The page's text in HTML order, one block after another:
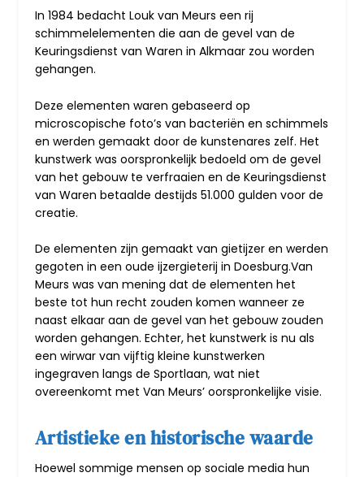
In 1984 bedacht Louk van Meurs een rij
schimmelelementen die aan de gevel van de
Keuringsdienst van Waren in Alkmaar zou worden
gehangen.
Deze elementen waren gebaseerd op
microscopische foto’s van bacteriën en schimmels
en werden gemaakt door de kunstenares zelf. Het
kunstwerk was oorspronkelijk bedoeld om de gevel
van het gebouw te verfraaien en de Keuringsdienst
van Waren betaalde destijds 51.000 gulden voor de
creatie.
De elementen zijn gemaakt van gietijzer en werden
gegoten in een oude ijzergieterij in Doesburg.Van
Meurs was van mening dat de elementen het
beste tot hun recht zouden komen wanneer ze
naast elkaar aan de gevel van het gebouw zouden
worden gehangen. Echter, het kunstwerk is nu als
een wirwar van vijftig kleine kunstwerken
ingegraven langs de Sportlaan, wat niet
overeenkomt met Van Meurs’ oorspronkelijke visie.
Artistieke en historische waarde
Hoewel sommige mensen op sociale media hun